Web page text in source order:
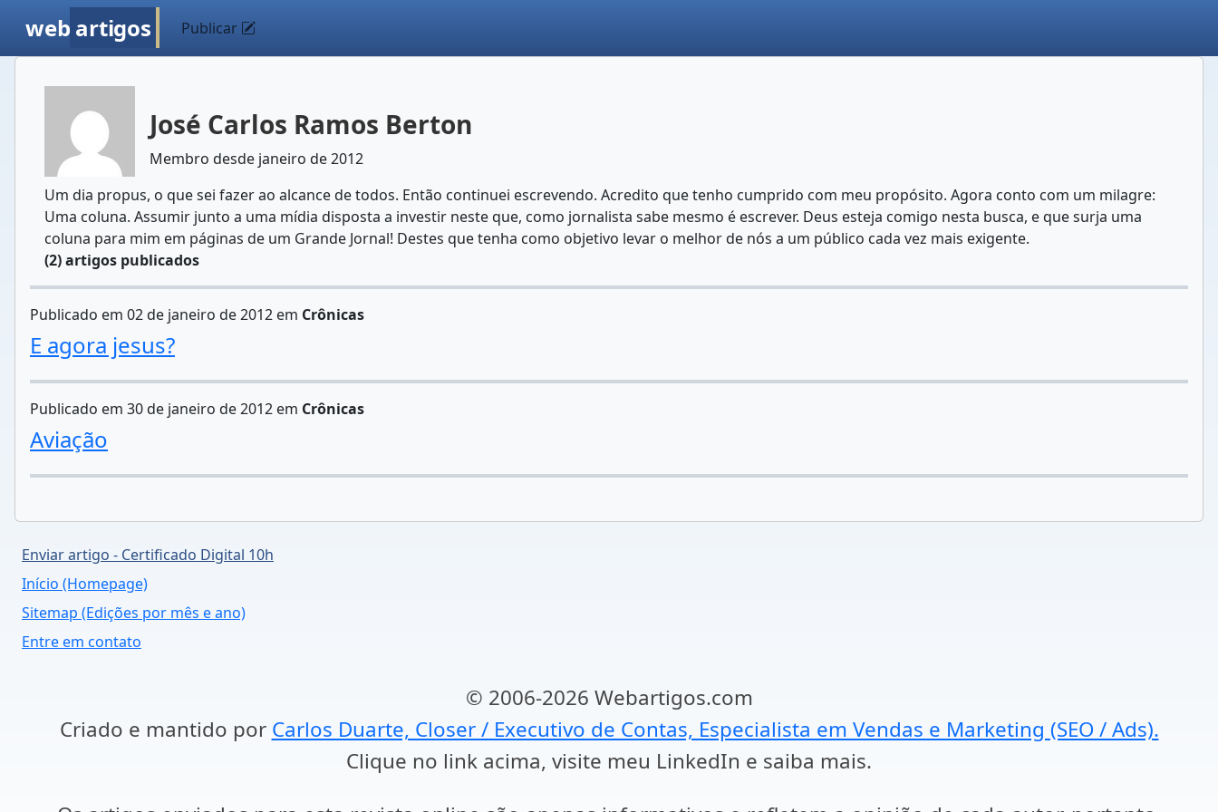
web artigos Publicar
José Carlos Ramos Berton
Membro desde janeiro de 2012
Um dia propus, o que sei fazer ao alcance de todos. Então continuei escrevendo. Acredito que tenho cumprido com meu propósito. Agora conto com um milagre:
Uma coluna. Assumir junto a uma mídia disposta a investir neste que, como jornalista sabe mesmo é escrever. Deus esteja comigo nesta busca, e que surja uma
coluna para mim em páginas de um Grande Jornal! Destes que tenha como objetivo levar o melhor de nós a um público cada vez mais exigente.
(2) artigos publicados
Publicado em 02 de janeiro de 2012 em Crônicas
E agora jesus?
Publicado em 30 de janeiro de 2012 em Crônicas
Aviação
Enviar artigo - Certificado Digital 10h
Início (Homepage)
Sitemap (Edições por mês e ano)
Entre em contato
© 2006-2026 Webartigos.com
Criado e mantido por Carlos Duarte, Closer / Executivo de Contas, Especialista em Vendas e Marketing (SEO / Ads).
Clique no link acima, visite meu LinkedIn e saiba mais.